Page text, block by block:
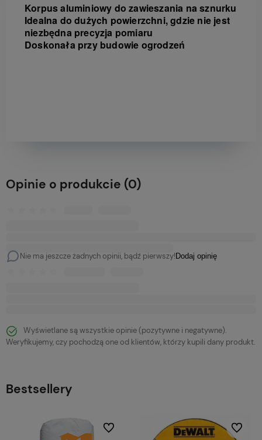
Korpus aluminiowy do zawieszania na sznurku
Idealna do dużych powierzchni, gdzie nie jest
niezbędna precyzja pomiaru
Doskonała przy budowie ogrodzeń
Opinie o produkcie (0)
Nie ma jeszcze żadnych opinii, bądź pierwszy! Dodaj opinię
Wyświetlane są wszystkie opinie (pozytywne i negatywne).
Weryfikujemy, czy pochodzą one od klientów, którzy kupili dany produkt.
Bestsellery
Do ulubionych Do